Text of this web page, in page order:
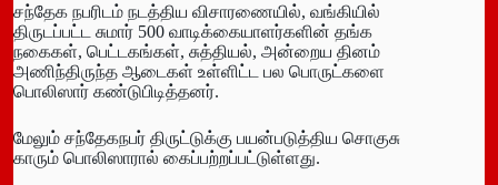
சந்தேக நபரிடம் நடத்திய விசாரணையில், வங்கியில்
திருடப்பட்ட சுமார் 500 வாடிக்கையாளர்களின் தங்க
நகைகள், பெட்டகங்கள், சுத்தியல், அன்றைய தினம்
அணிந்திருந்த ஆடைகள் உள்ளிட்ட பல பொருட்களை
பொலிஸார் கண்டுபிடித்தனர்.
மேலும் சந்தேகநபர் திருட்டுக்கு பயன்படுத்திய சொகுசு
காரும் பொலிஸாரால் கைப்பற்றப்பட்டுள்ளது.